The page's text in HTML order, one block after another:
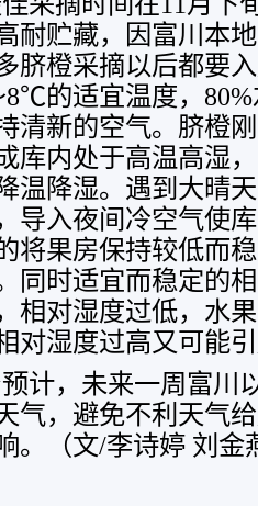
耐贮藏，因富川本
脐橙采摘以后都要
的适宜温度，
清新的空气。脐橙
库内处于高温高湿
温降湿。遇到大晴
导入夜间冷空气使
将果房保持较低而
同时适宜而稳定的
相对湿度过低，水
对湿度过高又可能
计，未来一周富川
气，避免不利天气
。
（文/李诗婷 刘金